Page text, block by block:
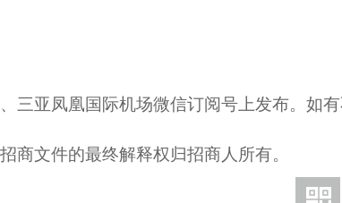
三亚凤凰国际机场微信订阅号上发布。如
商文件的最终解释权归招商人所有。